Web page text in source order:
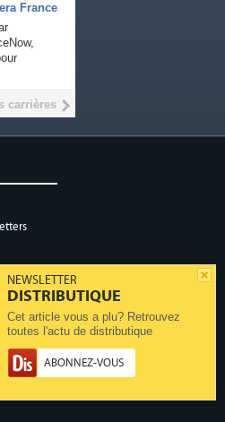
NEWSLETTER
DISTRIBUTIQUE
Cet article vous a plu? Retrouvez
toutes l'actu de distributique
ABONNEZ-VOUS
France
carrières
sur ce site,